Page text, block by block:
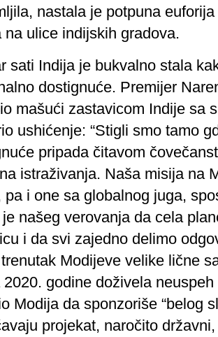
nastala je potpuna
na ulice indijskih gradova.
sati Indija je bukvalno stala
dostignuće. Premijer
mašući zastavicom Indije sa
ushićenje: “Stigli smo tamo
pripada čitavom
istraživanja. Naša misija na
pa i one sa globalnog juga,
našeg verovanja da cela
i da svi zajedno delimo
Modijeve velike lične
2020. godine doživela
Modija da sponzoriše “belog
projekat, naročito